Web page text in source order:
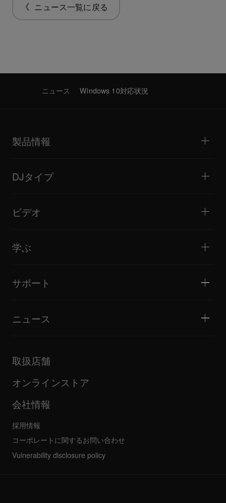
ニュース一覧に戻る
ニュース Windows 10対応状況
製品情報
DJミキサー
オールインワンDJシステム
DJサンプラー
DJエフェクター
モニタースピーカー
ポータブルDJスピーカー
DJタイプ
ライブストリーミング
ミニクラブ / バー・ラウンジ
バトル / パフォーマンス
音楽制作
ビデオ
チュートリアル
ヒント・テクニック
カルチャー
ドキュメンタリー
学ぶ
DJスクール
Open format/Hip Hop DJにお勧めの製品
サポート
ファームウェア・ドライバのダウンロード
FAQ
コミュニティフォーラム
サービス、修理、保証
ニュース
企業情報
その他
取扱店舗
オンラインストア
会社情報
採用情報
コーポレートに関するお問い合わせ
Vulnerability disclosure policy